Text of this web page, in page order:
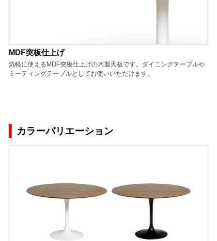
MDF突板仕上げ
気軽に使えるMDF突板仕上げの木製天板です。ダイニングテーブルや
ミーティングテーブルとしてお使いいただけます。
カラーバリエーション